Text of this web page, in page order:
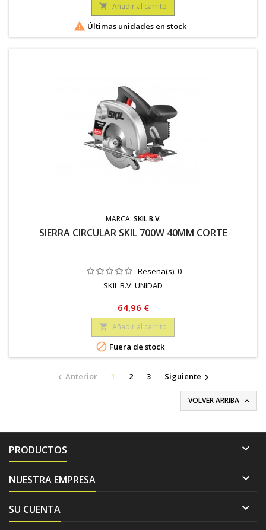
 Añadir al carrito
 Últimas unidades en stock
MARCA: SKIL B.V.
SIERRA CIRCULAR SKIL 700W 40MM CORTE
Reseña(s): 0
SKIL B.V. UNIDAD
Precio
64,96 €
 Añadir al carrito
 Fuera de stock
 Anterior 1 2 3 Siguiente 
VOLVER ARRIBA 
PRODUCTOS 
NUESTRA EMPRESA 
SU CUENTA 